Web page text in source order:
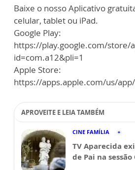
Baixe o nosso Aplicativo
celular, tablet ou iPad.
Google Play:
https://play.google.com/store/
id=com.a12&pli=1
Apple Store:
https://apps.apple.com/us/
APROVEITE E LEIA TAMBÉM
CINE FAMÍLIA
TV Aparecida
de Pai na